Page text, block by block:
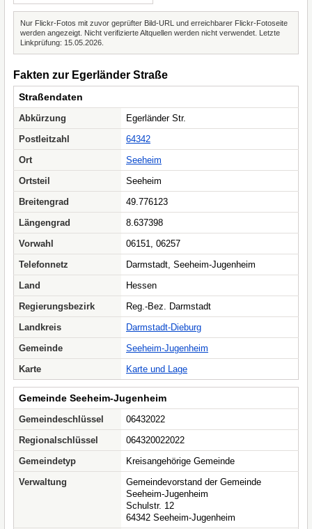
Nur Flickr-Fotos mit zuvor geprüfter Bild-URL und erreichbarer Flickr-Fotoseite
werden angezeigt. Nicht verifizierte Altquellen werden nicht verwendet. Letzte
Linkprüfung: 15.05.2026.
Fakten zur Egerländer Straße
Straßendaten
Abkürzung
Egerländer Str.
Postleitzahl
64342
Ort
Seeheim
Ortsteil
Seeheim
Breitengrad
49.776123
Längengrad
8.637398
Vorwahl
06151, 06257
Telefonnetz
Darmstadt, Seeheim-Jugenheim
Land
Hessen
Regierungsbezirk
Reg.-Bez. Darmstadt
Landkreis
Darmstadt-Dieburg
Gemeinde
Seeheim-Jugenheim
Karte
Karte und Lage
Gemeinde Seeheim-Jugenheim
Gemeindeschlüssel
06432022
Regionalschlüssel
064320022022
Gemeindetyp
Kreisangehörige Gemeinde
Verwaltung
Gemeindevorstand der Gemeinde
Seeheim-Jugenheim
Schulstr. 12
64342 Seeheim-Jugenheim